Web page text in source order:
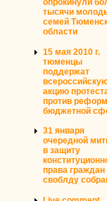
опрокинули
тысячи
семей
области
15 мая 2010 г.
тюменцы
поддержат
акцию
против
бюджетной
31 января
очередной
в защиту
права граждан
своблду